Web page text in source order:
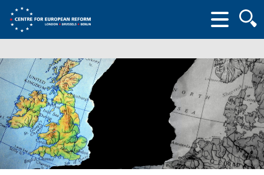
form